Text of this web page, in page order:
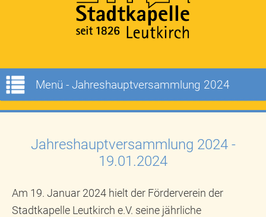
Menü - Jahreshauptversammlung 2024
Jahreshauptversammlung 2024 -
19.01.2024
Am 19. Januar 2024 hielt der Förderverein der
Stadtkapelle Leutkirch e.V. seine jährliche